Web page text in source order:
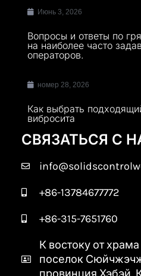
Июнь 3, 2026
Вопросы и ответы по
на наиболее часто
операторов.
номер 28, 2026
Как выбрать
вибросита
СВЯЗАТЬСЯ С
+86-13784677772
+86-315-7651760
К востоку от
поселок